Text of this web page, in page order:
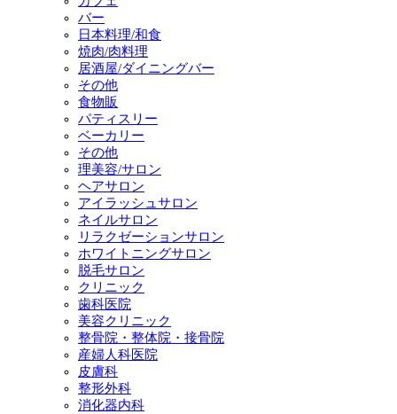
バー
日本料理/和食
焼肉/肉料理
居酒屋/ダイニングバー
その他
食物販
パティスリー
ベーカリー
その他
理美容/サロン
ヘアサロン
アイラッシュサロン
ネイルサロン
リラクゼーションサロン
ホワイトニングサロン
脱毛サロン
クリニック
歯科医院
美容クリニック
整骨院・整体院・接骨院
産婦人科医院
皮膚科
整形外科
消化器内科